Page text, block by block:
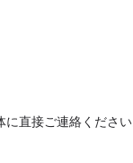
直接ご連絡ください